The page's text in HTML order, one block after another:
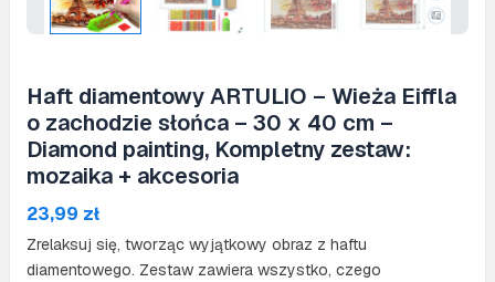
Haft diamentowy ARTULIO – Wieża Eiffla
o zachodzie słońca – 30 x 40 cm –
Diamond painting, Kompletny zestaw:
mozaika + akcesoria
23,99 zł
Zrelaksuj się, tworząc wyjątkowy obraz z haftu
diamentowego. Zestaw zawiera wszystko, czego